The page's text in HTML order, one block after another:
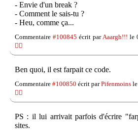
- Envie d'un break ?
- Comment le sais-tu ?
- Heu, comme ça...
Commentaire #100845 écrit parAaargh!!! le
👎🏽
Ben quoi, il est farpait ce code.
Commentaire #100850 écrit parPifenmoins
👎🏽
PS : il lui arrivait parfois d'écrire
sites.